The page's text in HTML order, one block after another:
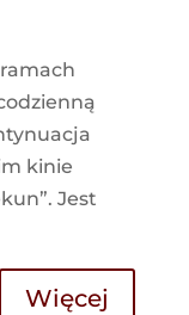
kinie
Jest
Więcej